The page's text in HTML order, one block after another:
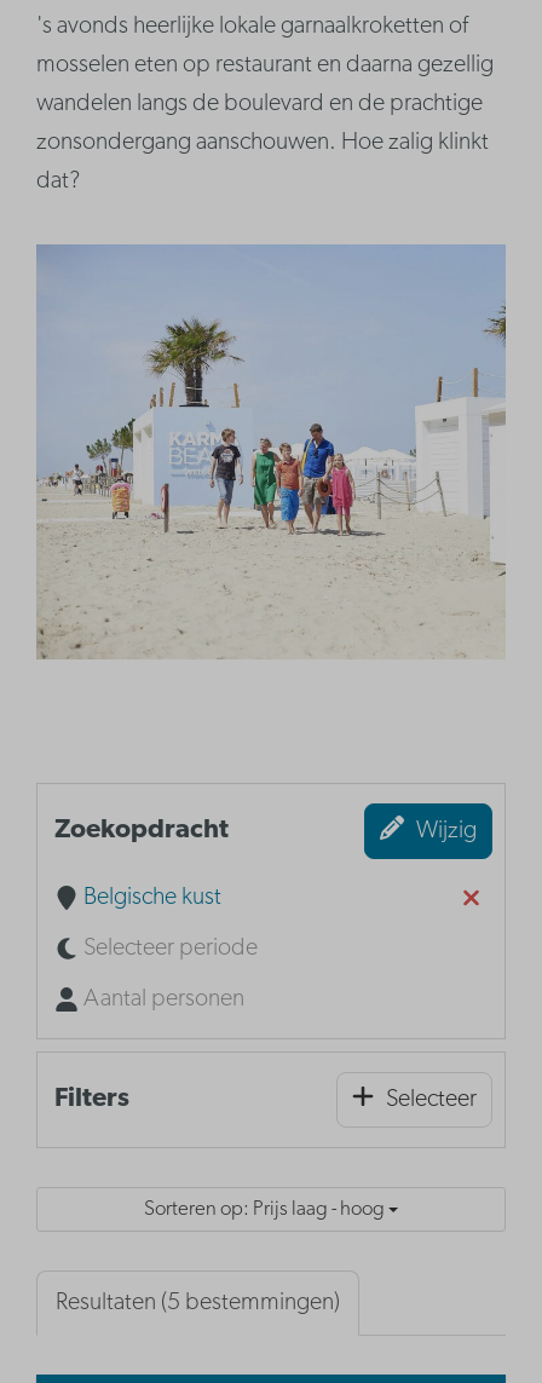
's avonds heerlijke lokale garnaalkroketten of
mosselen eten op restaurant en daarna gezellig
wandelen langs de boulevard en de prachtige
zonsondergang aanschouwen. Hoe zalig klinkt
dat?
Zoekopdracht Wijzig
Belgische kust
Selecteer periode
Aantal personen
Filters Selecteer
Sorteren op: Prijs laag - hoog
Resultaten (5 bestemmingen)